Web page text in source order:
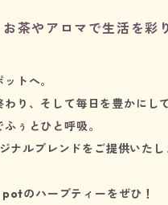
茶やアロマで生活を彩
トへ。
り、そして毎日を豊かにし
ぅとひと呼吸。
ナルブレンドをご提供いたし
のハーブティーをぜひ！